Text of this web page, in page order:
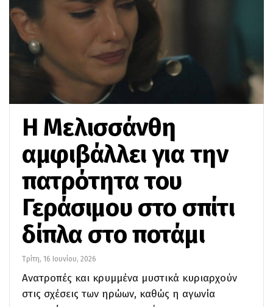
Η Μελισσάνθη
αμφιβάλλει για την
πατρότητα του
Γεράσιμου στο σπίτι
δίπλα στο ποτάμι
Τρίτη, 16 Ιουνίου, 2026
Ανατροπές και κρυμμένα μυστικά κυριαρχούν
στις σχέσεις των ηρώων, καθώς η αγωνία